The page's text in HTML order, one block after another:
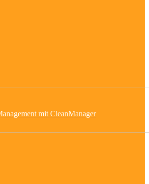
mit CleanManager